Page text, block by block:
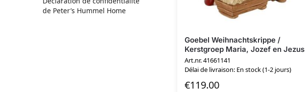
Goebel Weihnachtskrippe /
Kerstgroep Maria, Jozef en Jezus
Art.nr. 41661141
Délai de livraison: En stock (1-2 jours)
€119.00
de Peter’s Hummel Home